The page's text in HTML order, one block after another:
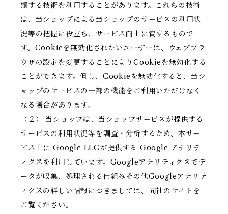
類する技術を利用することがあります。これらの技術
は、当ショップによる当ショップのサービスの利用状
況等の把握に役立ち、サービス向上に資するもので
す。Cookieを無効化されたいユーザーは、ウェブブラ
ウザの設定を変更することによりCookieを無効化する
ことができます。但し、Cookieを無効化すると、当シ
ョップのサービスの一部の機能をご利用いただけなく
なる場合があります。
（２） 当ショップは、当ショップサービスが提供する
サービスの利用状況等を調査・分析するため、本サー
ビス上に Google LLCが提供する Google アナリテ
ィクスを利用しています。Googleアナリティクスでデ
ータが収集、処理される仕組みその他Googleアナリテ
ィクスの詳しい情報につきましては、同社のサイトを
ご覧ください。